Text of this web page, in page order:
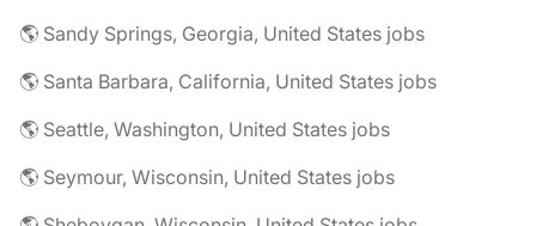
🌎 Sandy Springs, Georgia, United States jobs
🌎 Santa Barbara, California, United States jobs
🌎 Seattle, Washington, United States jobs
🌎 Seymour, Wisconsin, United States jobs